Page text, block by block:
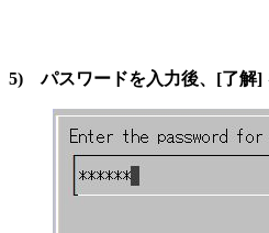
5) パスワードを入力後、[了解]